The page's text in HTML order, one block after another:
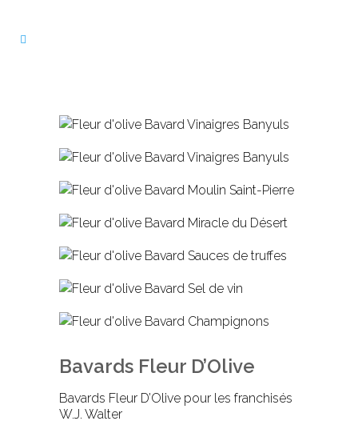
Bavards Fleur D’Olive
Bavards Fleur D’Olive pour les franchisés
W.J. Walter